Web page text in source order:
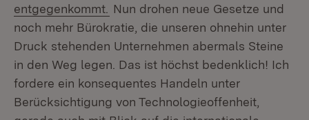
entgegenkommt. Nun drohen neue Gesetze und
noch mehr Bürokratie, die unseren ohnehin unter
Druck stehenden Unternehmen abermals Steine
in den Weg legen. Das ist höchst bedenklich! Ich
fordere ein konsequentes Handeln unter
Berücksichtigung von Technologieoffenheit,